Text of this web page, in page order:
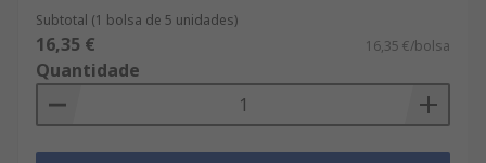
Subtotal (1 bolsa de 5 unidades)
16,35 € 16,35 €/bolsa
Quantidade